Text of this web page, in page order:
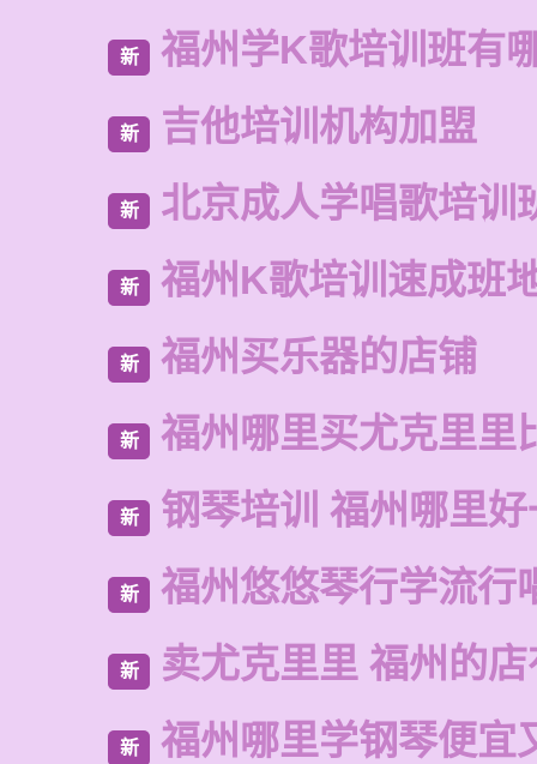
新 福州学K歌培训班有
新 吉他培训机构加盟
新 北京成人学唱歌培训
新 福州K歌培训速成班
新 福州买乐器的店铺
新 福州哪里买尤克里里
新 钢琴培训 福州哪里
新 福州悠悠琴行学流行
新 卖尤克里里 福州的
新 福州哪里学钢琴便宜